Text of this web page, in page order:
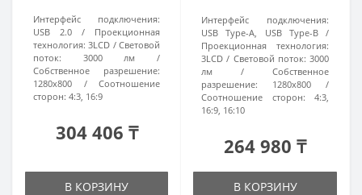
Интерфейс подключения:
USB 2.0
Проекционная
технология: 3LCD
Световой
поток:
3000 лм
Собственное разрешение:
1280x800
Соотношение
сторон: 4:3, 16:9
304 406 ₸
В КОРЗИНУ
Интерфейс подключения:
USB Type-A, USB Type-B
Проекционная технология:
3LCD
Световой поток: 3000
лм
Собственное
разрешение:
1280x800
Соотношение сторон:
4:3,
16:9, 16:10
264 980 ₸
В КОРЗИНУ